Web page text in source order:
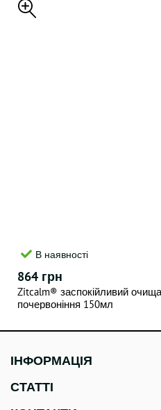
В наявності
864 грн
Zitcalm® заспокійливий
почервоніння 150мл
ІНФОРМАЦІЯ
СТАТТІ